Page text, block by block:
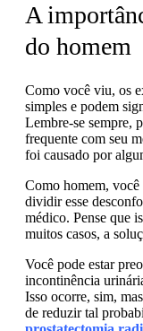
A
do homem
Como você viu, os
simples e podem
Lembre-se sempre,
frequente com seu
foi causado por
Como homem, você
dividir esse
médico. Pense que
muitos casos, a
Você pode estar
incontinência
Isso ocorre, sim,
de reduzir tal